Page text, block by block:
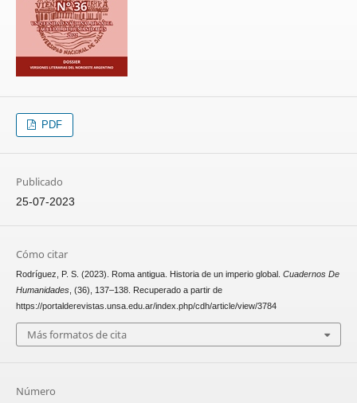
PDF
Publicado
25-07-2023
Cómo citar
Rodríguez, P. S. (2023). Roma antigua. Historia de un imperio global. Cuadernos De
Humanidades, (36), 137–138. Recuperado a partir de
https://portalderevistas.unsa.edu.ar/index.php/cdh/article/view/3784
Más formatos de cita
Número